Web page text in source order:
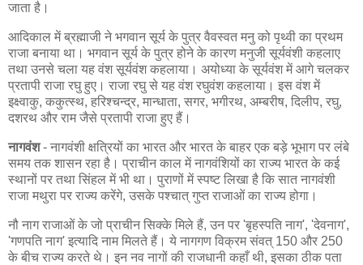
जाता है।
आदिकाल में ब्रह्माजी ने भगवान सूर्य के पुत्र वैवस्वत मनु को पृथ्वी का प्रथम
राजा बनाया था। भगवान सूर्य के पुत्र होने के कारण मनुजी सूर्यवंशी कहलाए
तथा उनसे चला यह वंश सूर्यवंश कहलाया। अयोध्या के सूर्यवंश में आगे चलकर
प्रतापी राजा रघु हुए। राजा रघु से यह वंश रघुवंश कहलाया। इस वंश में
इक्ष्वाकु, ककुत्स्थ, हरिश्चन्द्र, मान्धाता, सगर, भगीरथ, अम्बरीष, दिलीप, रघु,
दशरथ और राम जैसे प्रतापी राजा हुए हैं।
नागवंश- नागवंशी क्षत्रियों का भारत और भारत के बाहर एक बड़े भूभाग पर लंबे
समय तक शासन रहा है। प्राचीन काल में नागवंशियों का राज्य भारत के कई
स्थानों पर तथा सिंहल में भी था। पुराणों में स्पष्ट लिखा है कि सात नागवंशी
राजा मथुरा पर राज्य करेंगे, उसके पश्चात् गुप्त राजाओं का राज्य होगा।
नौ नाग राजाओं के जो प्राचीन सिक्के मिले हैं, उन पर 'बृहस्पति नाग', 'देवनाग',
'गणपति नाग' इत्यादि नाम मिलते हैं। ये नागगण विक्रम संवत् 150 और 250
के बीच राज्य करते थे। इन नव नागों की राजधानी कहाँ थी, इसका ठीक पता